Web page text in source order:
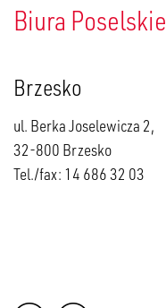
Biura Poselskie
Brzesko
ul. Berka Joselewicza 2,
32-800 Brzesko
Tel./fax: 14 686 32 03